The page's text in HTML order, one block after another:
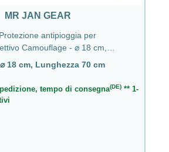
MR JAN GEAR
antipioggia per
Camouflage - ⌀ 18 cm,
L ⌀ 18 cm, Lunghezza 70 cm
tempo di consegna(DE)** 1-